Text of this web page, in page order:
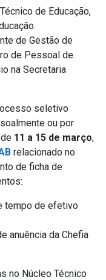
de Educação,
de Gestão de
de Pessoal de
na Secretaria
seletivo
ou por
11 a 15 de março,
relacionado no
de ficha de
tempo de efetivo
anuência da Chefia
no Núcleo Técnico